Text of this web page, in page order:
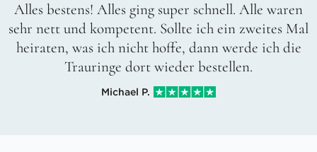
Alles bestens! Alles ging super schnell. Alle waren
sehr nett und kompetent. Sollte ich ein zweites Mal
heiraten, was ich nicht hoffe, dann werde ich die
Trauringe dort wieder bestellen.
Michael P.